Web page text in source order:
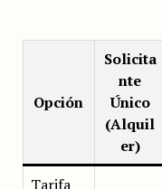
Opción
Solicita
nte
Único
(Alquil
er)
Tarifa